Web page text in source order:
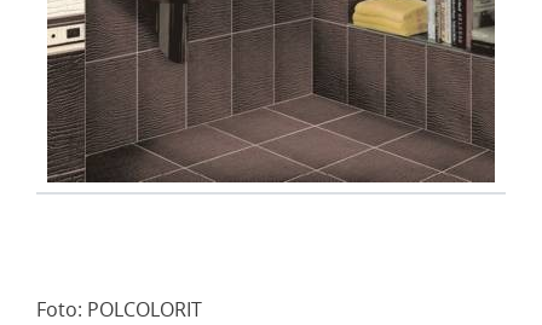
Foto: POLCOLORIT